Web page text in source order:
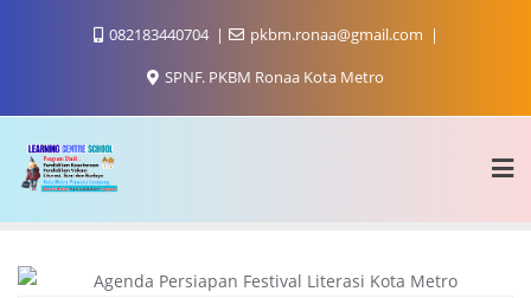
082183440704
pkbm.ronaa@gmail.com
SPNF. PKBM Ronaa Kota Metro